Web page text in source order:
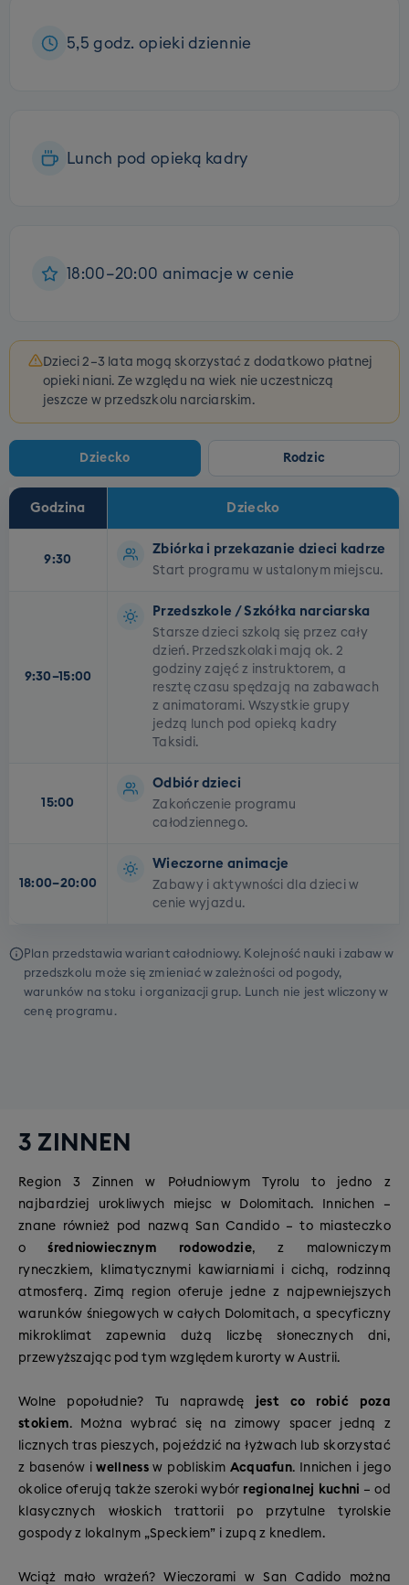
5,5 godz. opieki dziennie
Lunch pod opieką kadry
18:00–20:00 animacje w cenie
Dzieci 2–3 lata mogą skorzystać z dodatkowo płatnej
opieki niani. Ze względu na wiek nie uczestniczą
jeszcze w przedszkolu narciarskim.
Dziecko Rodzic
Godzina Dziecko
9:30
Zbiórka i przekazanie dzieci kadrze
Start programu w ustalonym miejscu.
9:30–15:00
Przedszkole / Szkółka narciarska
Starsze dzieci szkolą się przez cały
dzień. Przedszkolaki mają ok. 2
godziny zajęć z instruktorem, a
resztę czasu spędzają na zabawach
z animatorami. Wszystkie grupy
jedzą lunch pod opieką kadry
Taksidi.
15:00
Odbiór dzieci
Zakończenie programu
całodziennego.
18:00–20:00
Wieczorne animacje
Zabawy i aktywności dla dzieci w
cenie wyjazdu.
Plan przedstawia wariant całodniowy. Kolejność nauki i zabaw w
przedszkolu może się zmieniać w zależności od pogody,
warunków na stoku i organizacji grup. Lunch nie jest wliczony w
cenę programu.
3 ZINNEN
Region 3 Zinnen w Południowym Tyrolu to jedno z
najbardziej urokliwych miejsc w Dolomitach. Innichen –
znane również pod nazwą San Candido – to miasteczko
ośredniowiecznym rodowodzie, z malowniczym
ryneczkiem, klimatycznymi kawiarniami i cichą, rodzinną
atmosferą. Zimą region oferuje jedne z najpewniejszych
warunków śniegowych w całych Dolomitach, a specyficzny
mikroklimat zapewnia dużą liczbę słonecznych dni,
przewyższając pod tym względem kurorty w Austrii.
Wolne popołudnie? Tu naprawdę jest co robić poza
stokiem. Można wybrać się na zimowy spacer jedną z
licznych tras pieszych, pojeździć na łyżwach lub skorzystać
z basenów iwellnessw pobliskim Acquafun. Innichen i jego
okolice oferują także szeroki wybór regionalnej kuchni – od
klasycznych włoskich trattorii po przytulne tyrolskie
gospody z lokalnym „Speckiem” i zupą z knedlem.
Wciąż mało wrażeń? Wieczorami w San Cadido można